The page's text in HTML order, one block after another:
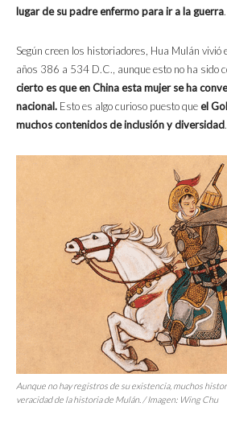
lugar de su padre enfermo para ir a la guerra.
Según creen los historiadores, Hua Mulán vivió
años 386 a 534 D.C., aunque esto no ha sido
cierto es que en China esta mujer se ha
nacional. Esto es algo curioso puesto queel
muchos contenidos de inclusión y diversidad.
Aunque no hay registros de su existencia, muchos
veracidad de la historia de Mulán. / Imagen: Wing Chu